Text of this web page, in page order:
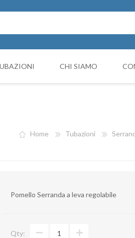
CHI SIAMO
Home Tubazioni
Pomello Serranda a leva regolabile
Qty: